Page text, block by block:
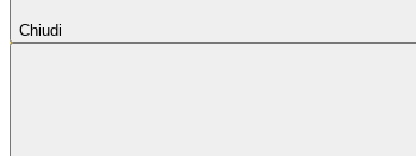
Chiudi